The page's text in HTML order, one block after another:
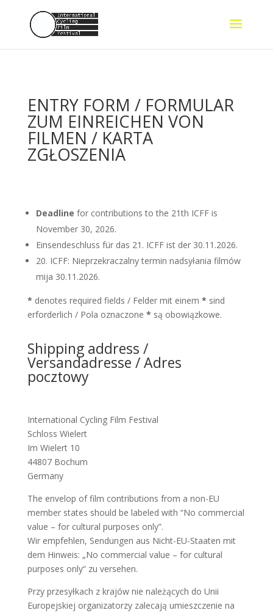
ENTRY FORM / FORMULAR
ZUM EINREICHEN VON
FILMEN / KARTA
ZGŁOSZENIA
Deadline for contributions to the 21th ICFF is
November 30, 2026.
Einsendeschluss für das 21. ICFF ist der 30.11.2026.
20. ICFF: Nieprzekraczalny termin nadsyłania filmów
mija 30.11.2026.
* denotes required fields / Felder mit einem * sind
erforderlich / Pola oznaczone * są obowiązkowe.
Shipping address /
Versandadresse / Adres
pocztowy
International Cycling Film Festival
Schloss Wielert
Im Wielert 10
44807 Bochum
Germany
The envelop of film contributions from a non-EU
member states should be labeled with “No commercial
value – for cultural purposes only”.
Wir empfehlen, Sendungen aus Nicht-EU-Staaten mit
dem Hinweis: „No commercial value – for cultural
purposes only“ zu versehen.
Przy przesyłkach z krajów nie należących do Unii
Europejskiej organizatorzy zalecają umieszczenie na